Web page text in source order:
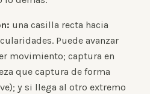
una casilla recta hacia
Puede avanzar
movimiento; captura en
que captura de forma
y si llega al otro extremo